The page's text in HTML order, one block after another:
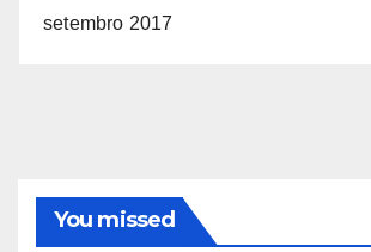
setembro 2017
You missed